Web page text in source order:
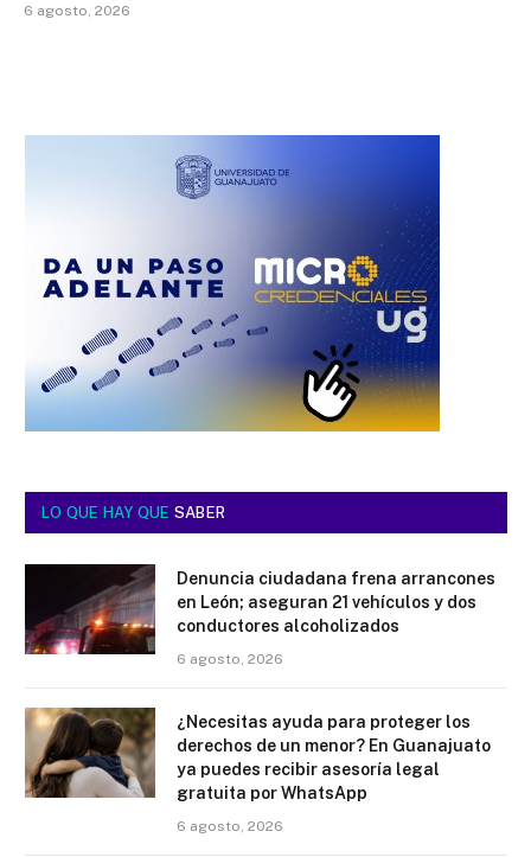
6 agosto, 2026
LO QUE HAY QUE SABER
Denuncia ciudadana frena arrancones
en León; aseguran 21 vehículos y dos
conductores alcoholizados
6 agosto, 2026
¿Necesitas ayuda para proteger los
derechos de un menor? En Guanajuato
ya puedes recibir asesoría legal
gratuita por WhatsApp
6 agosto, 2026